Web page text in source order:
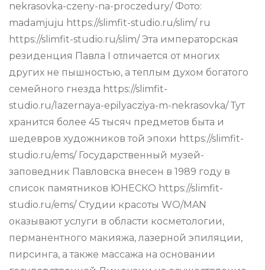
nekrasovka-czeny-na-proczedury/ Фото:
madamjuju https://slimfit-studio.ru/slim/ ru
https://slimfit-studio.ru/slim/ Эта императорская
резиденция Павла I отличается от многих
других не пышностью, а теплым духом богатого
семейного гнезда https://slimfit-
studio.ru/lazernaya-epilyacziya-m-nekrasovka/ Тут
хранится более 45 тысяч предметов быта и
шедевров художников той эпохи https://slimfit-
studio.ru/ems/ Государственный музей-
заповедник Павловска внесен в 1989 году в
список памятников ЮНЕСКО https://slimfit-
studio.ru/ems/ Студии красоты WO/MAN
оказывают услуги в области косметологии,
перманентного макияжа, лазерной эпиляции,
пирсинга, а также массажа на основании